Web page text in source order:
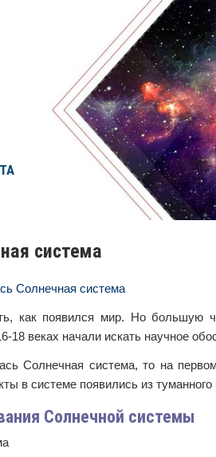
система
Солнечная система
как появился мир. Но большую
18 веках начали искать научное
Солнечная система, то на
в системе появились из
Солнечной системы